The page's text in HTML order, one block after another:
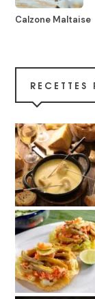
Calzone Maltaise
RECETTES